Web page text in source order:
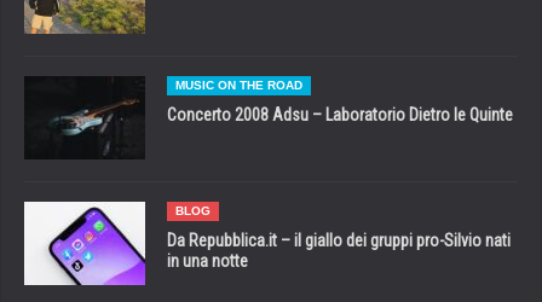
MUSIC ON THE ROAD
Concerto 2008 Adsu – Laboratorio Dietro le Quinte
BLOG
Da Repubblica.it – il giallo dei gruppi pro-Silvio nati
in una notte